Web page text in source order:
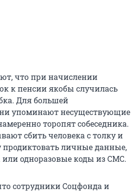
что при начислении
к пенсии якобы случилась
Для большей
упоминают несуществующие
торопят собеседника.
сбить человека с толку и
продиктовать личные данные,
одноразовые коды из СМС.
сотрудники Соцфонда и